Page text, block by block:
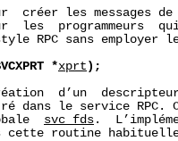
créer les messages
les  programmeurs
RPC sans employer
*xprt );
d’un
dans le service RPC.
svc_fds .
cette routine